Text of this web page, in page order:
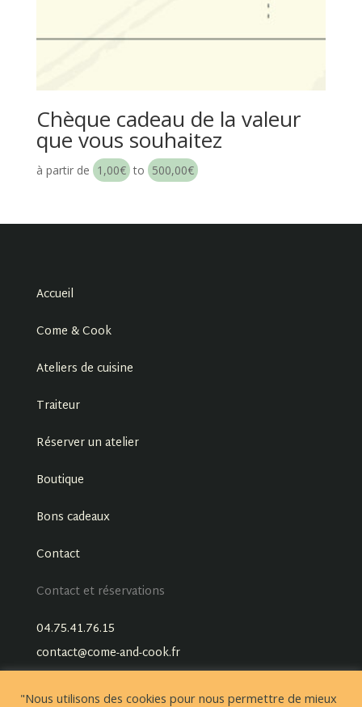
Chèque cadeau de la valeur
que vous souhaitez
à partir de 1,00€ to 500,00€
Accueil
Come & Cook
Ateliers de cuisine
Traiteur
Réserver un atelier
Boutique
Bons cadeaux
Contact
Contact et réservations
04.75.41.76.15
contact@come-and-cook.fr
"Nous utilisons des cookies pour nous permettre de mieux